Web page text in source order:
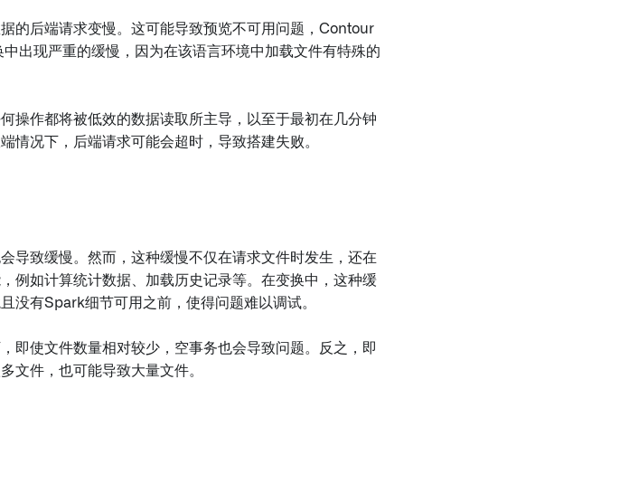
的后端请求变慢。这可能导致预览不可用问题，Contour
出现严重的缓慢，因为在该语言环境中加载文件有特殊的
操作都将被低效的数据读取所主导，以至于最初在几分钟
情况下，后端请求可能会超时，导致搭建失败。
导致缓慢。然而，这种缓慢不仅在请求文件时发生，还在
例如计算统计数据、加载历史记录等。在变换中，这种缓
没有Spark细节可用之前，使得问题难以调试。
即使文件数量相对较少，空事务也会导致问题。反之，即
文件，也可能导致大量文件。